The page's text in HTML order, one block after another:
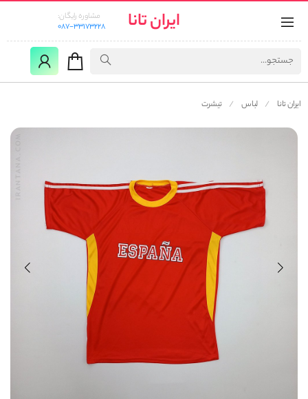
ایران تانا
مشاوره رایگان:
087-33173228
ایران تانا لباس تیشرت